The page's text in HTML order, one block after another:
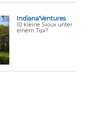
Indiana'Ventures
10 kleine Sioux unter
einem Tipi?